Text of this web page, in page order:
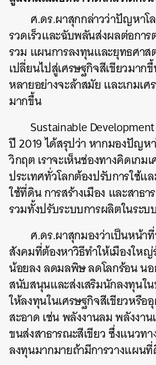
ศ.ดร.ผาสุกกล่าวว่าปัญหาโ
รวดเร็วและฉับพลันส่งผลต่อกา
รวม แผนการลงทุนและยุทธศาส
เปลี่ยนไปสู่เศรษฐกิจสีเขียวมาก
หลายอย่างจะล้าสมัย และเกมเ
มากขึ้น
Sustainable
ปี 2019 ได้สรุปว่า หากมองปัญห
วิกฤต เราจะเห็นช่องทางคิดเกม
ประเทศทั่วโลกต้องปรับการใช้แ
ใช้ที่ดิน การสร้างเมือง และสาธ
รวมทั้งปรับระบบการผลิตในระ
ศ.ดร.ผาสุกมองว่าเป็นหน้า
สังคมที่ต้องหาวิธีทำให้เมืองให
น้อยลง ลดมลพิษ ลดโลกร้อน น
สนับสนุนและส่งเสริมนักลงทุนใ
ให้ลงทุนในเศรษฐกิจสีเขียวหรือ
สะอาด เช่น พลังงานลม พลังงา
ขนส่งสาธารณะสีเขียว ซึ่งแนวท
ลงทุนมากมายถ้ามีการวางแผน